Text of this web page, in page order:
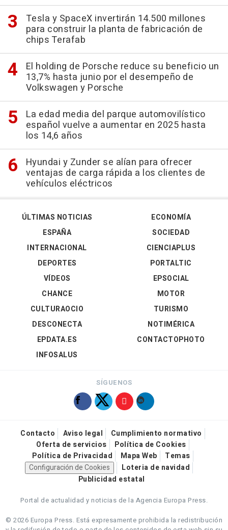
Tesla y SpaceX invertirán 14.500 millones
para construir la planta de fabricación de
chips Terafab
El holding de Porsche reduce su beneficio un
13,7% hasta junio por el desempeño de
Volkswagen y Porsche
La edad media del parque automovilístico
español vuelve a aumentar en 2025 hasta
los 14,6 años
Hyundai y Zunder se alían para ofrecer
ventajas de carga rápida a los clientes de
vehículos eléctricos
ÚLTIMAS NOTICIAS
ESPAÑA
INTERNACIONAL
DEPORTES
VÍDEOS
ECONOMÍA
SOCIEDAD
CIENCIAPLUS
PORTALTIC
EPSOCIAL
CHANCE
CULTURAOCIO
DESCONECTA
EPDATA.ES
INFOSALUS
MOTOR
TURISMO
NOTIMÉRICA
CONTACTOPHOTO
SÍGUENOS
Contacto Aviso legal
Cumplimiento normativo
Oferta de servicios
Política de Cookies
Política de Privacidad
Mapa Web
Temas
Configuración de Cookies
Loteria de navidad
Publicidad estatal
Portal de actualidad y noticias de la Agencia Europa Press.
© 2026 Europa Press. Está expresamente prohibida la redistribución